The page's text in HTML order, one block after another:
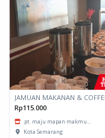
Rp115.000
pt. maju mapan makmu...
Kota Semarang